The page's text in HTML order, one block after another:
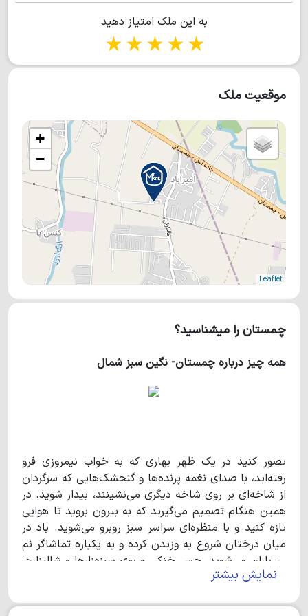
به این ملک امتیاز دهید
5 stars
4 stars
3 stars
2 stars
موقعیت ملک
+
−
Leaflet
چمستان را میشناسید؟
همه چیز درباره چمستان- نگین سبز شمال
تصور کنید در یک ظهر بهاری که به خواب نیمروزی فرو
رفته‌اید، با صدای نغمه پرنده‌ها و گنجشک‌هایی که سرگردان
از شاخه‌ای بر روی شاخه دیگری می‌نشینند، بیدار شوید. در
همین هنگام تصمیم می‌گیرید که به بیرون بروید تا هوایی
تازه کنید و با منظره‌ای سراسر سبز روبرو می‌شوید. باد در
میان درختان شروع به وزیدن کرده و به یکباره تماشاگر نم
نم باران می‌شوید. حس خنکی و بوی سبزه‌زارها و شالیزارها
همان بهشتی است که همیشه انتظارش را داشتید. درست
حتی خوردن نان محلی و عطر چای، طعم دیگری دارد. از
نمایش بیشتر